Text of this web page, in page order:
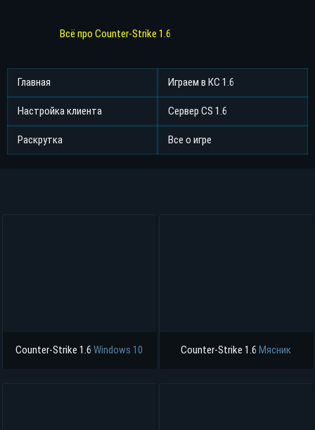
Всё про Counter-Strike 1.6
Главная Играем в КС 1.6
Настройка клиента Сервер CS 1.6
Раскрутка Все о игре
Counter-Strike 1.6 Windows 10 Counter-Strike 1.6 Мясник